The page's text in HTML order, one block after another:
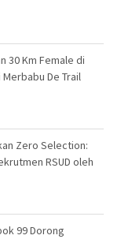
30 Km Female di
De Trail
Zero Selection:
RSUD oleh
99 Dorong